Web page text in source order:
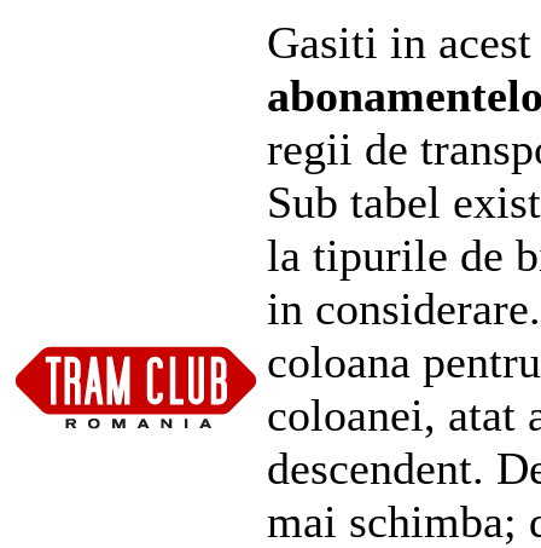
Gasiti in
regii de
Sub tabel
la tipurile de
in
coloana
coloanei, atat
descendent.
mai schimba;